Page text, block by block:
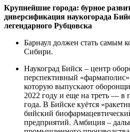
Крупнейшие города: бурное
диверсификация наукогорада
легендарного Рубцовска
Барнаул должен стать самым
Сибири.
Наукоград Бийск – центр
перспективный
которую выпускают
2022 году и еще на треть — в
года. В Бийске куётся
бийский
предприятий. Амбиция –